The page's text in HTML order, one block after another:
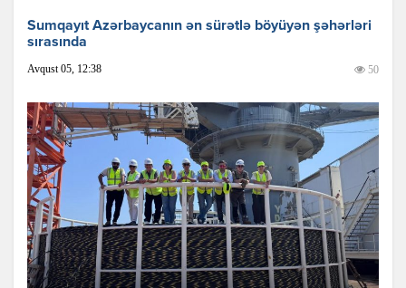
Sumqayıt Azərbaycanın ən sürətlə böyüyən şəhərləri
sırasında
Avqust 05, 12:38 50